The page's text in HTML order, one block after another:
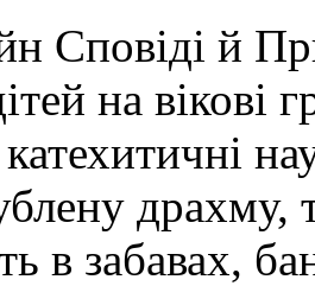
Сповіді й
на вікові
драхму,
в забавах,